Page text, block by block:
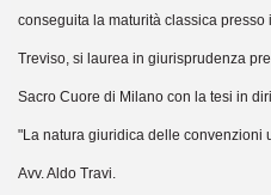
conseguita la maturità classica
Treviso, si laurea in giurisprudenza
Sacro Cuore di Milano con la tesi in
"La natura giuridica delle convenzioni
Avv. Aldo Travi.